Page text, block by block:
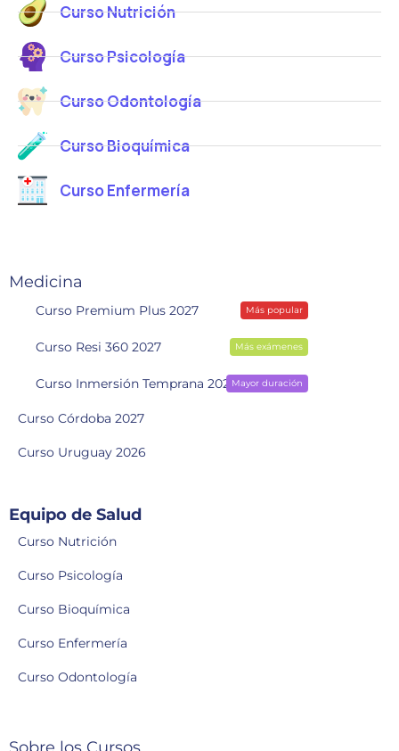
Curso Nutrición
Curso Psicología
Curso Odontología
Curso Bioquímica
Curso Enfermería
Medicina
Curso Premium Plus 2027 Más popular
Curso Resi 360 2027 Más exámenes
Curso Inmersión Temprana 2028Mayor duración
Curso Córdoba 2027
Curso Uruguay 2026
Equipo de Salud
Curso Nutrición
Curso Psicología
Curso Bioquímica
Curso Enfermería
Curso Odontología